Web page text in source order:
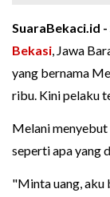
SuaraBekaci.id -
Bekasi, Jawa
yang bernama
ribu. Kini pelaku
Melani
seperti apa yang
"Minta uang, aku